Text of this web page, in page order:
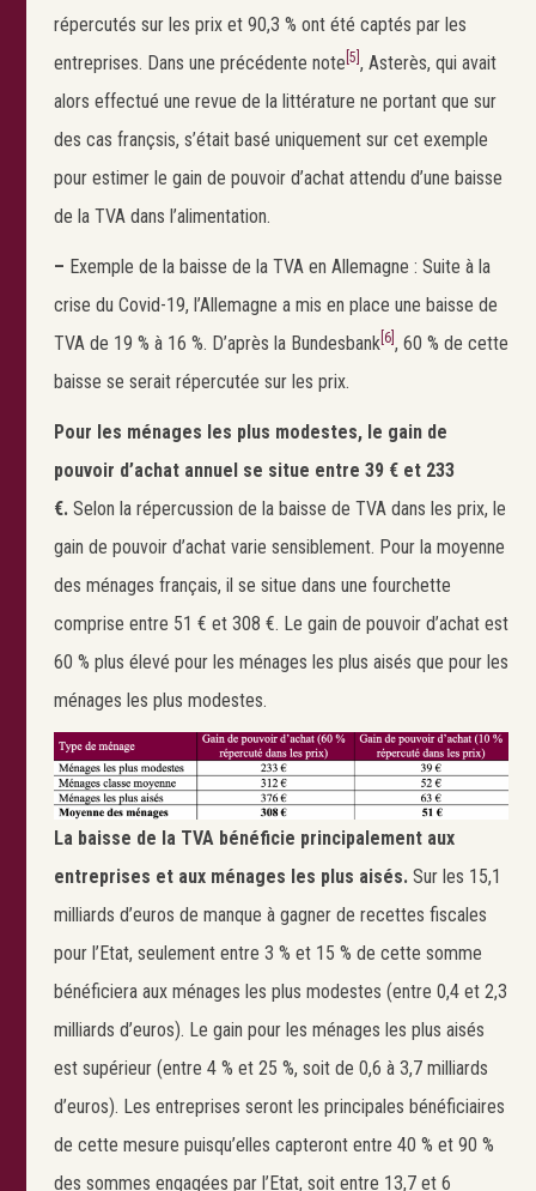
répercutés sur les prix et 90,3 % ont été captés par les
entreprises. Dans une précédente note [5] , Asterès, qui avait
alors effectué une revue de la littérature ne portant que sur
des cas françsis, s’était basé uniquement sur cet exemple
pour estimer le gain de pouvoir d’achat attendu d’une baisse
de la TVA dans l’alimentation.
– Exemple de la baisse de la TVA en Allemagne : Suite à la
crise du Covid-19, l’Allemagne a mis en place une baisse de
TVA de 19 % à 16 %. D’après la Bundesbank [6] , 60 % de cette
baisse se serait répercutée sur les prix.
Pour les ménages les plus modestes, le gain de
pouvoir d’achat annuel se situe entre 39 € et 233
€.Selon la répercussion de la baisse de TVA dans les prix, le
gain de pouvoir d’achat varie sensiblement. Pour la moyenne
des ménages français, il se situe dans une fourchette
comprise entre 51 € et 308 €. Le gain de pouvoir d’achat est
60 % plus élevé pour les ménages les plus aisés que pour les
ménages les plus modestes.
La baisse de la TVA bénéficie principalement aux
entreprises et aux ménages les plus aisés.Sur les 15,1
milliards d’euros de manque à gagner de recettes fiscales
pour l’Etat, seulement entre 3 % et 15 % de cette somme
bénéficiera aux ménages les plus modestes (entre 0,4 et 2,3
milliards d’euros). Le gain pour les ménages les plus aisés
est supérieur (entre 4 % et 25 %, soit de 0,6 à 3,7 milliards
d’euros). Les entreprises seront les principales bénéficiaires
de cette mesure puisqu’elles capteront entre 40 % et 90 %
des sommes engagées par l’Etat, soit entre 13,7 et 6
Search